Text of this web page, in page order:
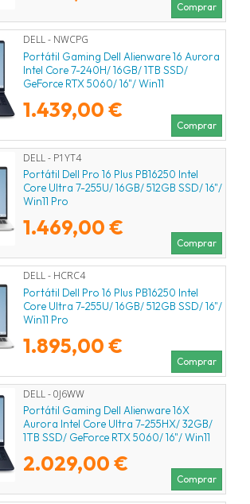
Comprar
DELL - NWCPG
Portátil Gaming Dell Alienware 16 Aurora
Intel Core 7-240H/ 16GB/ 1TB SSD/
GeForce RTX 5060/ 16"/ Win11
1.439,00 €
Comprar
DELL - P1YT4
Portátil Dell Pro 16 Plus PB16250 Intel
Core Ultra 7-255U/ 16GB/ 512GB SSD/ 16"/
Win11 Pro
1.469,00 €
Comprar
DELL - HCRC4
Portátil Dell Pro 16 Plus PB16250 Intel
Core Ultra 7-255U/ 16GB/ 512GB SSD/ 16"/
Win11 Pro
1.895,00 €
Comprar
DELL - 0J6WW
Portátil Gaming Dell Alienware 16X
Aurora Intel Core Ultra 7-255HX/ 32GB/
1TB SSD/ GeForce RTX 5060/ 16"/ Win11
2.029,00 €
Comprar